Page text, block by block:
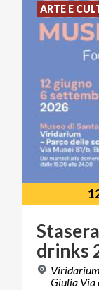
drinks
Giulia Via
ARTE E